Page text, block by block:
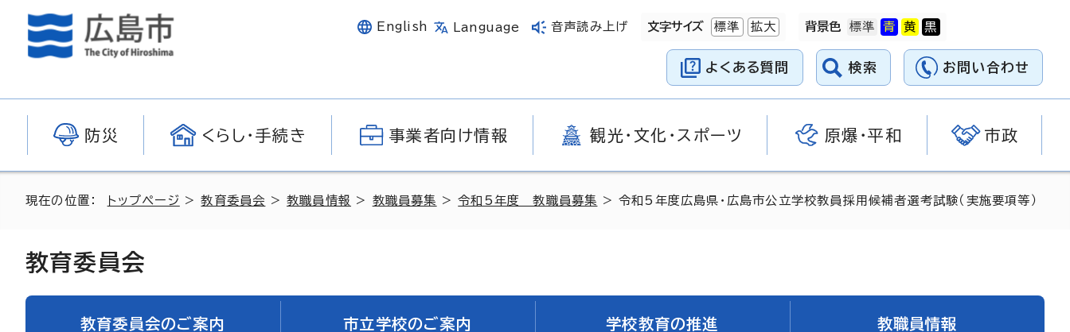
English Language 音声読み上げ 文字サイズ 標準 拡大 背景色
よくある質問 検索 お問い合わせ
防災 くらし・手続き 事業者向け情報 観光・文化・スポーツ 原爆・平和 市政
現在の位置： トップページ >教育委員会 >教職員情報 > 教職員募集 >令和5年度 教職員募集 > 令和5年度広島県・広島市公立学校教員採用候補者選考試験（実施要項等）
教育委員会
教育委員会のご案内 市立学校のご案内 学校教育の推進 教職員情報